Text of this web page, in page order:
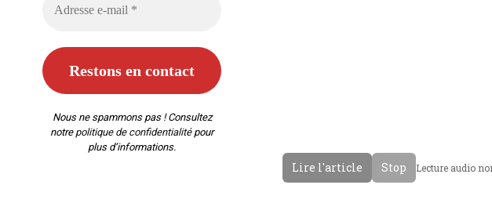
Nous ne spammons pas ! Consultez
notre politique de confidentialitépour
plus d’informations.
Lire l'article Stop Lecture audio